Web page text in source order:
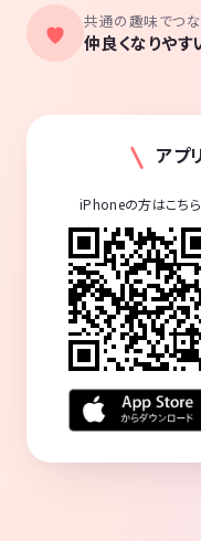
共通の趣味でつ
仲良くなりやす
アプ
iPhoneの方はこちら